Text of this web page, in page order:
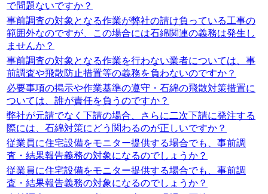
で問題ないですか？
事前調査の対象となる作業が弊社の請け負っている工事の
範囲外なのですが、この場合には石綿関連の義務は発生し
ませんか？
事前調査の対象となる作業を行わない業者については、事
前調査や飛散防止措置等の義務を負わないのですか？
必要事項の掲示や作業基準の遵守・石綿の飛散対策措置に
ついては、誰が責任を負うのですか？
弊社が元請でなく下請の場合、さらに二次下請に発注する
際には、石綿対策にどう関わるのが正しいですか？
従業員に住宅設備をモニター提供する場合でも、事前調
査・結果報告義務の対象になるのでしょうか？
従業員に住宅設備をモニター提供する場合でも、事前調
査・結果報告義務の対象になるのでしょうか？